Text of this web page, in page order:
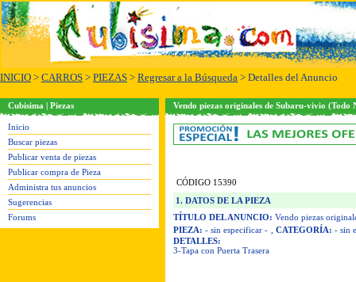
INICIO > CARROS > PIEZAS > Regresar a la Búsqueda > Detalles del Anuncio
Cubisima | Piezas
Inicio
Buscar piezas
Publicar venta de piezas
Publicar compra de Pieza
Administra tus anuncios
Sugerencias
Forums
Vendo piezas originales de Subaru-vivio (Todo
CÓDIGO 15390
1. DATOS DE LA PIEZA
TÍTULO DEL ANUNCIO: Vendo piezas
PIEZA: - sin especificar - CATEGORÍA: - sin
DETALLES:
3-Tapa con Puerta Trasera